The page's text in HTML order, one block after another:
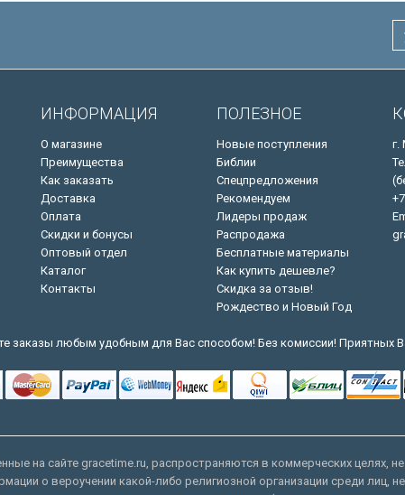
ИНФОРМАЦИЯ
О магазине
Преимущества
Как заказать
Доставка
Оплата
Скидки и бонусы
Оптовый отдел
Каталог
Контакты
ПОЛЕЗНОЕ
Новые поступления
Библии
Спецпредложения
Рекомендуем
Лидеры продаж
Распродажа
Бесплатные материалы
Как купить дешевле?
Скидка за отзыв!
Рождество и Новый Год
г.
заказы любым удобным для Вас способом! Без комиссии! Приятных
на сайте gracetime.ru, распространяются в коммерческих целях,
о вероучении какой-либо религиозной организации среди лиц,